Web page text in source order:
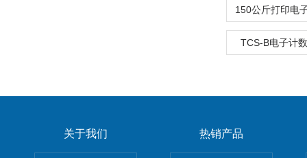
TCS-B电子计
关于我们 热销产品